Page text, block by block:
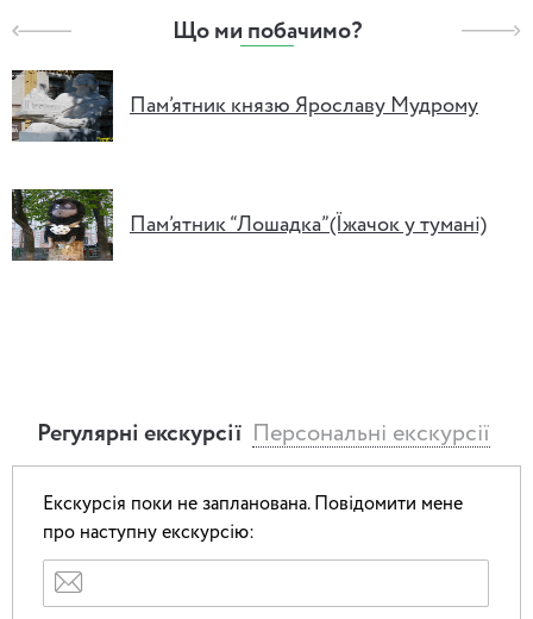
На старті команда отримує серію конвертів з кодами. Ваша
задача — розгадати ці коди, поступово відкриваючи кожен
хід квесту, а й розповідає цікаві історії про давній Київ,
його князів, загадкові дворики, мурали та легенди, які
оживають просто на ваших очах.
Знайомляться з історією Києва
🏆 У фіналі на переможців чекає приз.
🎯 Ідеально підходить для підлітків 10–14 років — це
чудовий спосіб відірвати їх від екранів смартфонів і
Що ми побачимо?
Пам’ятник князю Ярославу Мудрому
Пам’ятник “Лошадка”(Їжачок у тумані)
Регулярні екскурсії Персональні екскурсії
Екскурсія поки не запланована.
Повідомити мене
про наступну екскурсію: